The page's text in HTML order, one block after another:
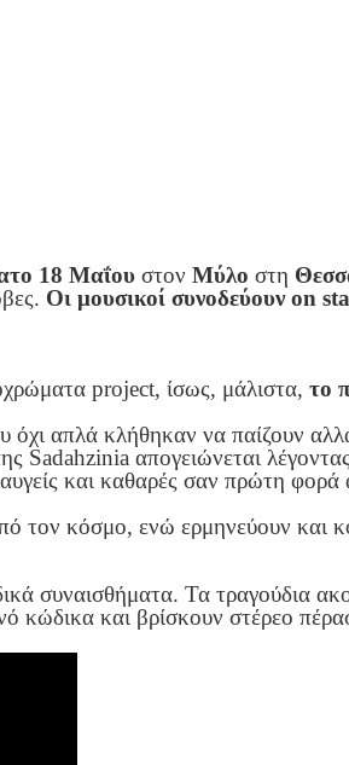
18 Μαΐουστον Μύλο στη
Οι μουσικοί συνοδεύουν on
project, ίσως, μάλιστα, το
όχι απλά κλήθηκαν να παίζουν
απογειώνεται λέγοντας
και καθαρές σαν πρώτη φορά
τον κόσμο, ενώ ερμηνεύουν και
συναισθήματα. Τα τραγούδια
κώδικα και βρίσκουν στέρεο